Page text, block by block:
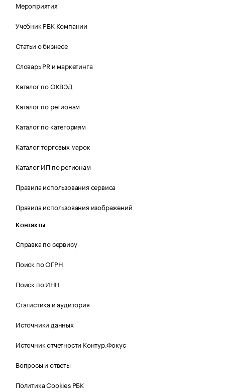
Мероприятия
Учебник РБК Компании
Статьи о бизнесе
Словарь PR и маркетинга
Каталог по ОКВЭД
Каталог по регионам
Каталог по категориям
Каталог торговых марок
Каталог ИП по регионам
Правила использования сервиса
Правила использования изображений
Контакты
Справка по сервису
Поиск по ОГРН
Поиск по ИНН
Статистика и аудитория
Источники данных
Источник отчетности Контур.Фокус
Вопросы и ответы
Политика Cookies РБК